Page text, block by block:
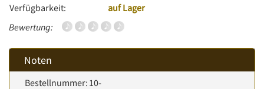
Verfügbarkeit:
auf Lager
Bewertung:
Noten
Bestellnummer: 10-